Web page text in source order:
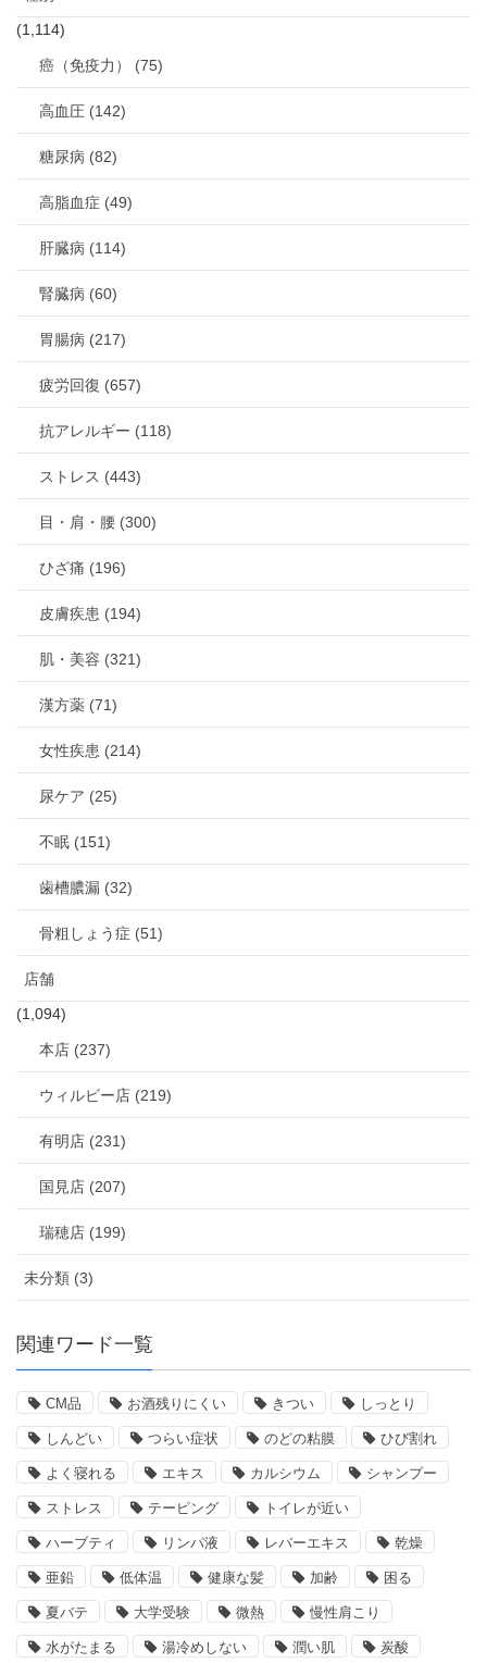
(1,114)
癌（免疫力） (75)
高血圧 (142)
糖尿病 (82)
高脂血症 (49)
肝臓病 (114)
腎臓病 (60)
胃腸病 (217)
疲労回復 (657)
抗アレルギー (118)
ストレス (443)
目・肩・腰 (300)
ひざ痛 (196)
皮膚疾患 (194)
肌・美容 (321)
漢方薬 (71)
女性疾患 (214)
尿ケア (25)
不眠 (151)
歯槽膿漏 (32)
骨粗しょう症 (51)
店舗
(1,094)
本店 (237)
ウィルビー店 (219)
有明店 (231)
国見店 (207)
瑞穂店 (199)
未分類 (3)
関連ワード一覧
CM品 お酒残りにくい きつい しっとり
しんどい つらい症状 のどの粘膜 ひび割れ
よく寝れる エキス カルシウム シャンプー
ストレス テーピング トイレが近い
ハーブティ リンパ液 レバーエキス 乾燥
亜鉛 低体温 健康な髪 加齢 困る
夏バテ 大学受験 微熱 慢性肩こり
水がたまる 湯冷めしない 潤い肌 炭酸